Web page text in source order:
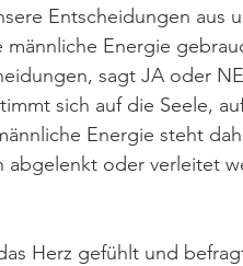
Entscheidungen aus
männliche Energie
sagt JA oder
sich auf die Seele,
Energie steht
abgelenkt oder verleitet
Herz gefühlt und